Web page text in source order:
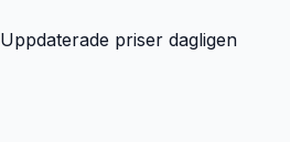
Uppdaterade priser dagligen